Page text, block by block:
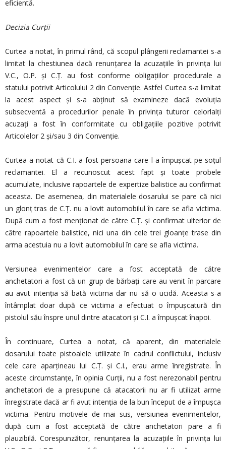
eficientă.
Decizia Curții
Curtea a notat, în primul rând, că scopul plângerii reclamantei s-a
limitat la chestiunea dacă renunţarea la acuzaţiile în privinţa lui
V.C., O.P. şi C.Ţ. au fost conforme obligaţiilor procedurale a
statului potrivit Articolului 2 din Convenţie. Astfel Curtea s-a limitat
la acest aspect şi s-a abţinut să examineze dacă evoluţia
subsecventă a procedurilor penale în privinţa tuturor celorlalţi
acuzaţi a fost în conformitate cu obligaţiile pozitive potrivit
Articolelor 2 şi/sau 3 din Convenţie.
Curtea a notat că C.I. a fost persoana care l-a împuşcat pe soţul
reclamantei. El a recunoscut acest fapt şi toate probele
acumulate, inclusive rapoartele de expertize balistice au confirmat
aceasta. De asemenea, din materialele dosarului se pare că nici
un glonţ tras de C.Ţ. nu a lovit automobilul în care se afla victima.
După cum a fost menţionat de către C.Ţ. şi confirmat ulterior de
către rapoartele balistice, nici una din cele trei gloanţe trase din
arma acestuia nu a lovit automobilul în care se afla victima.
Versiunea evenimentelor care a fost acceptată de către
anchetatori a fost că un grup de bărbaţi care au venit în parcare
au avut intenţia să bată victima dar nu să o ucidă. Aceasta s-a
întâmplat doar după ce victima a efectuat o împuşcatură din
pistolul său înspre unul dintre atacatori şi C.I. a împuşcat înapoi.
În continuare, Curtea a notat, că aparent, din materialele
dosarului toate pistoalele utilizate în cadrul conflictului, inclusiv
cele care aparţineau lui C.Ţ. şi C.I., erau arme înregistrate. În
aceste circumstanţe, în opinia Curţii, nu a fost nerezonabil pentru
anchetatori de a presupune că atacatorii nu ar fi utilizat arme
înregistrate dacă ar fi avut intenţia de la bun început de a împuşca
victima. Pentru motivele de mai sus, versiunea evenimentelor,
după cum a fost acceptată de către anchetatori pare a fi
plauzibilă. Corespunzător, renunţarea la acuzaţiile în privinţa lui